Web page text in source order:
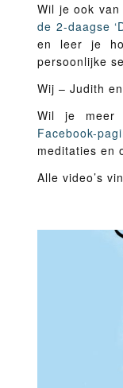
Wil je ook
de 2-daagse
en leer je
persoonlijke
Wij – Judith
Wil je meer
Facebook-
meditaties en
Alle video’s